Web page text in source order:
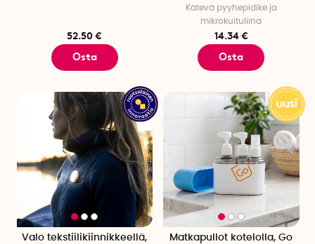
52.50 €
Osta
Kätevä pyyhepidike ja
mikrokuituliina
14.34 €
Osta
Valo tekstiilikiinnikkeellä,
Matkapullot kotelolla, Go